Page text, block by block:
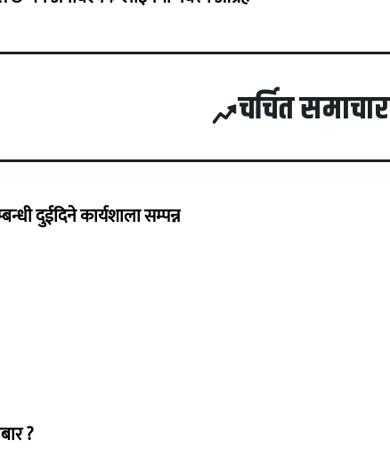
चर्चित समाचार
दुईदिने कार्यशाला सम्पन्न
?